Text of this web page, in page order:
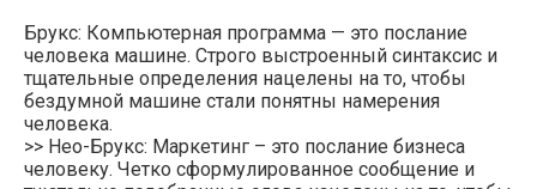
Брукс: Компьютерная программа — это послание
человека машине. Строго выстроенный синтаксис и
тщательные определения нацелены на то, чтобы
бездумной машине стали понятны намерения
человека.
>> Нео-Брукс: Маркетинг – это послание бизнеса
человеку. Четко сформулированное сообщение и